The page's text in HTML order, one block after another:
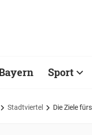
Sport
Stadtviertel Die Ziele